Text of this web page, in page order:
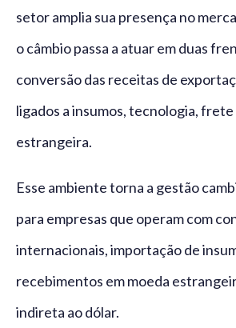
setor amplia sua presença no
o câmbio passa a atuar em duas
conversão das receitas de
ligados a insumos, tecnologia, frete
estrangeira.
Esse ambiente torna a gestão
para empresas que operam com
internacionais, importação de
recebimentos em moeda
indireta ao dólar.